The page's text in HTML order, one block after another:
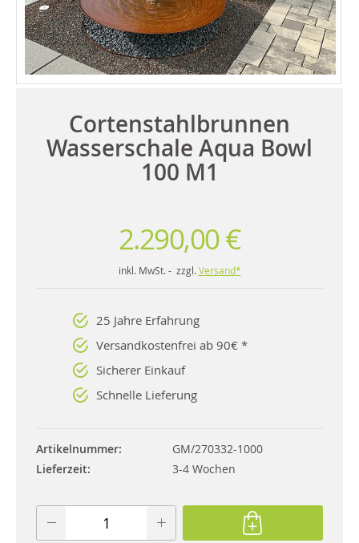
Cortenstahlbrunnen
Wasserschale Aqua Bowl
100 M1
2.290,00 €
inkl. MwSt. - zzgl. Versand*
25 Jahre Erfahrung
Versandkostenfrei ab 90€ *
Sicherer Einkauf
Schnelle Lieferung
Artikelnummer
GM/270332-1000
Lieferzeit
3-4 Wochen